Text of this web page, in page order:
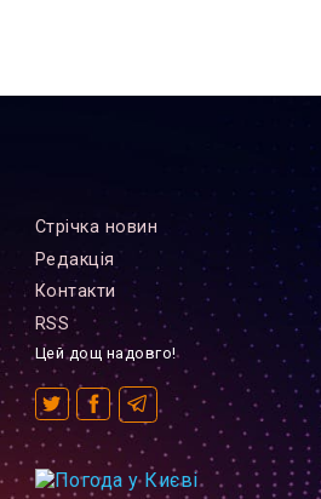
Стрiчка новин
Редакцiя
Контакти
RSS
Цей дощ надовго!